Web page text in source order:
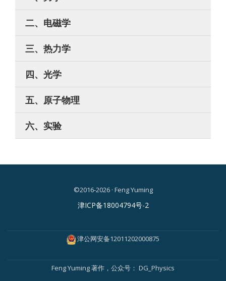
二、电磁学
三、热力学
四、光学
五、原子物理
六、实验
©2016-2026 · Feng Yuming
级
单
津ICP备18004794号-2
津公网安备12011202000875
Feng Yuming著作，公众号： DG_Physics